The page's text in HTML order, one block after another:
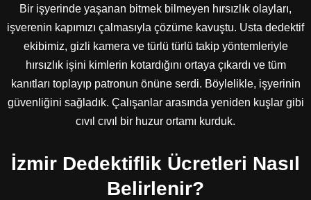
Bir işyerinde yaşanan bitmek bilmeyen hırsızlık olayları,
işverenin kapımızı çalmasıyla çözüme kavuştu. Usta dedektif
ekibimiz, gizli kamera ve türlü türlü takip yöntemleriyle
hırsızlık işini kimlerin kotardığını ortaya çıkardı ve tüm
kanıtları toplayıp patronun önüne serdi. Böylelikle, işyerinin
güvenliğini sağladık. Çalışanlar arasında yeniden kuşlar gibi
cıvıl cıvıl bir huzur ortamı kurduk.
İzmir Dedektiflik Ücretleri Nasıl
Belirlenir?